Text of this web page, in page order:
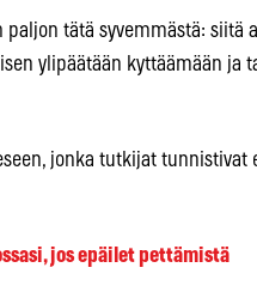
tätä syvemmästä: siitä
ylipäätään kyttäämään ja
jonka tutkijat tunnistivat
jos epäilet pettämistä